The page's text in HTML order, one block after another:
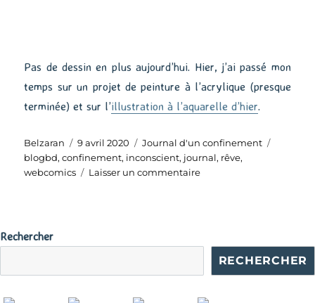
Pas de dessin en plus aujourd’hui. Hier, j’ai passé mon
temps sur un projet de peinture à l’acrylique (presque
terminée) et sur l’illustration à l’aquarelle d’hier.
Auteur
Belzaran
Publié
le
9 avril 2020 Catégories
Journal d'un confinement
blogbd,confinement, inconscient, journal, rêve,
webcomics
Laisser un commentairesur
Jour
Rechercher
RECHERCHER